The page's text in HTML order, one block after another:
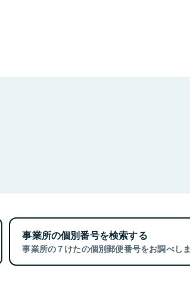
事業所の個別番号を検索する
事業所の７けたの個別郵便番号をお調べしま